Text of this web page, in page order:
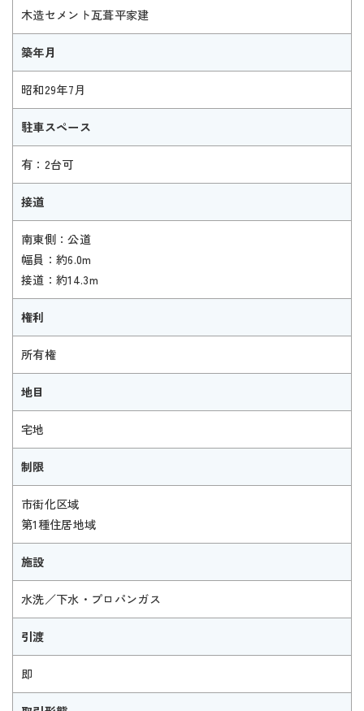
木造セメント瓦葺平家建
築年月
昭和29年7月
駐車スペース
有：2台可
接道
南東側：公道
幅員：約6.0m
接道：約14.3m
権利
所有権
地目
宅地
制限
市街化区域
第1種住居地域
施設
水洗／下水・プロパンガス
引渡
即